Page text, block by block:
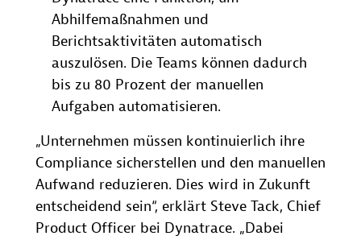
Abhilfemaßnahmen und
Berichtsaktivitäten automatisch
auszulösen. Die Teams können dadurch
bis zu 80 Prozent der manuellen
Aufgaben automatisieren.
„Unternehmen müssen kontinuierlich ihre
Compliance sicherstellen und den manuellen
Aufwand reduzieren. Dies wird in Zukunft
entscheidend sein“, erklärt Steve Tack, Chief
Product Officer bei Dynatrace. „Dabei